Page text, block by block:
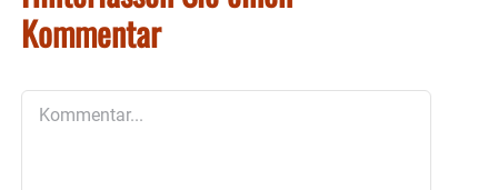
Kommentar